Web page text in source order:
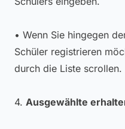
• Wenn Sie hingegen
Schüler registrieren
durch die Liste scrollen.
4. Ausgewählte